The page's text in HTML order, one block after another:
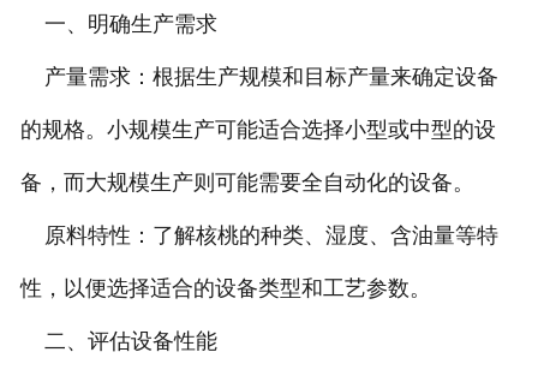
一、明确生产需求
产量需求：根据生产规模和目标产量来确定设备
的规格。小规模生产可能适合选择小型或中型的设
备，而大规模生产则可能需要全自动化的设备。
原料特性：了解核桃的种类、湿度、含油量等特
性，以便选择适合的设备类型和工艺参数。
二、评估设备性能